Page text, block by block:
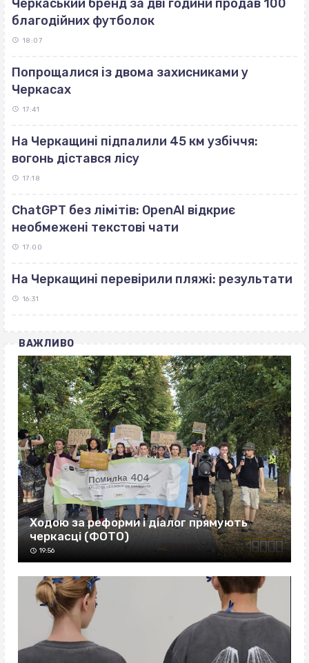
Черкаський бренд за дві години продав 100
благодійних футболок
18:07
Попрощалися із двома захисниками у
Черкасах
17:41
На Черкащині підпалили 45 км узбіччя:
вогонь дістався лісу
17:18
ChatGPT без лімітів: OpenAI відкриє
необмежені текстові чати
17:00
На Черкащині перевірили пляжі: результати
16:31
ВАЖЛИВО
Ходою за реформи і діалог прямують
черкасці (ФОТО)
19:56